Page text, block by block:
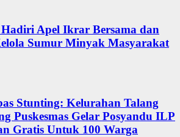
Apel Ikrar Bersama dan
Sumur Minyak Masyarakat
Stunting: Kelurahan Talang
Puskesmas Gelar Posyandu ILP
Gratis Untuk 100 Warga